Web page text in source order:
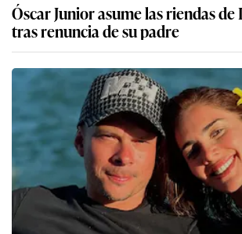
Óscar Junior asume las riendas de
tras renuncia de su padre